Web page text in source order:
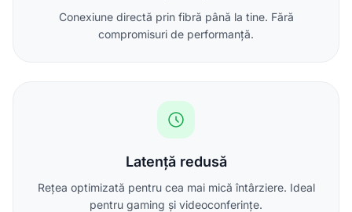
Conexiune directă prin fibră până la tine. Fără
compromisuri de performanță.
Latență redusă
Rețea optimizată pentru cea mai mică întârziere. Ideal
pentru gaming și videoconferințe.